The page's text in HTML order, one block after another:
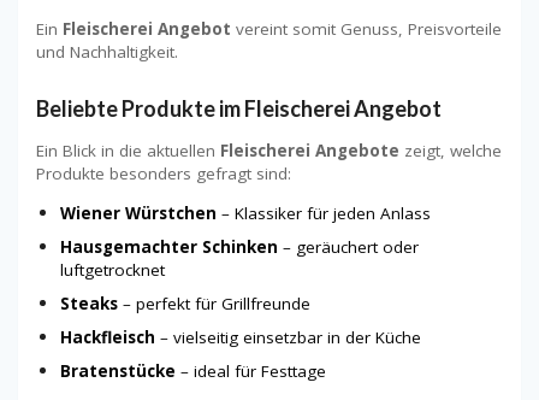
Ein Fleischerei Angebot vereint somit Genuss, Preisvorteile
und Nachhaltigkeit.
Beliebte Produkte im Fleischerei Angebot
Ein Blick in die aktuellen Fleischerei Angebote zeigt, welche
Produkte besonders gefragt sind:
Wiener Würstchen – Klassiker für jeden Anlass
Hausgemachter Schinken – geräuchert oder
luftgetrocknet
Steaks – perfekt für Grillfreunde
Hackfleisch – vielseitig einsetzbar in der Küche
Bratenstücke – ideal für Festtage